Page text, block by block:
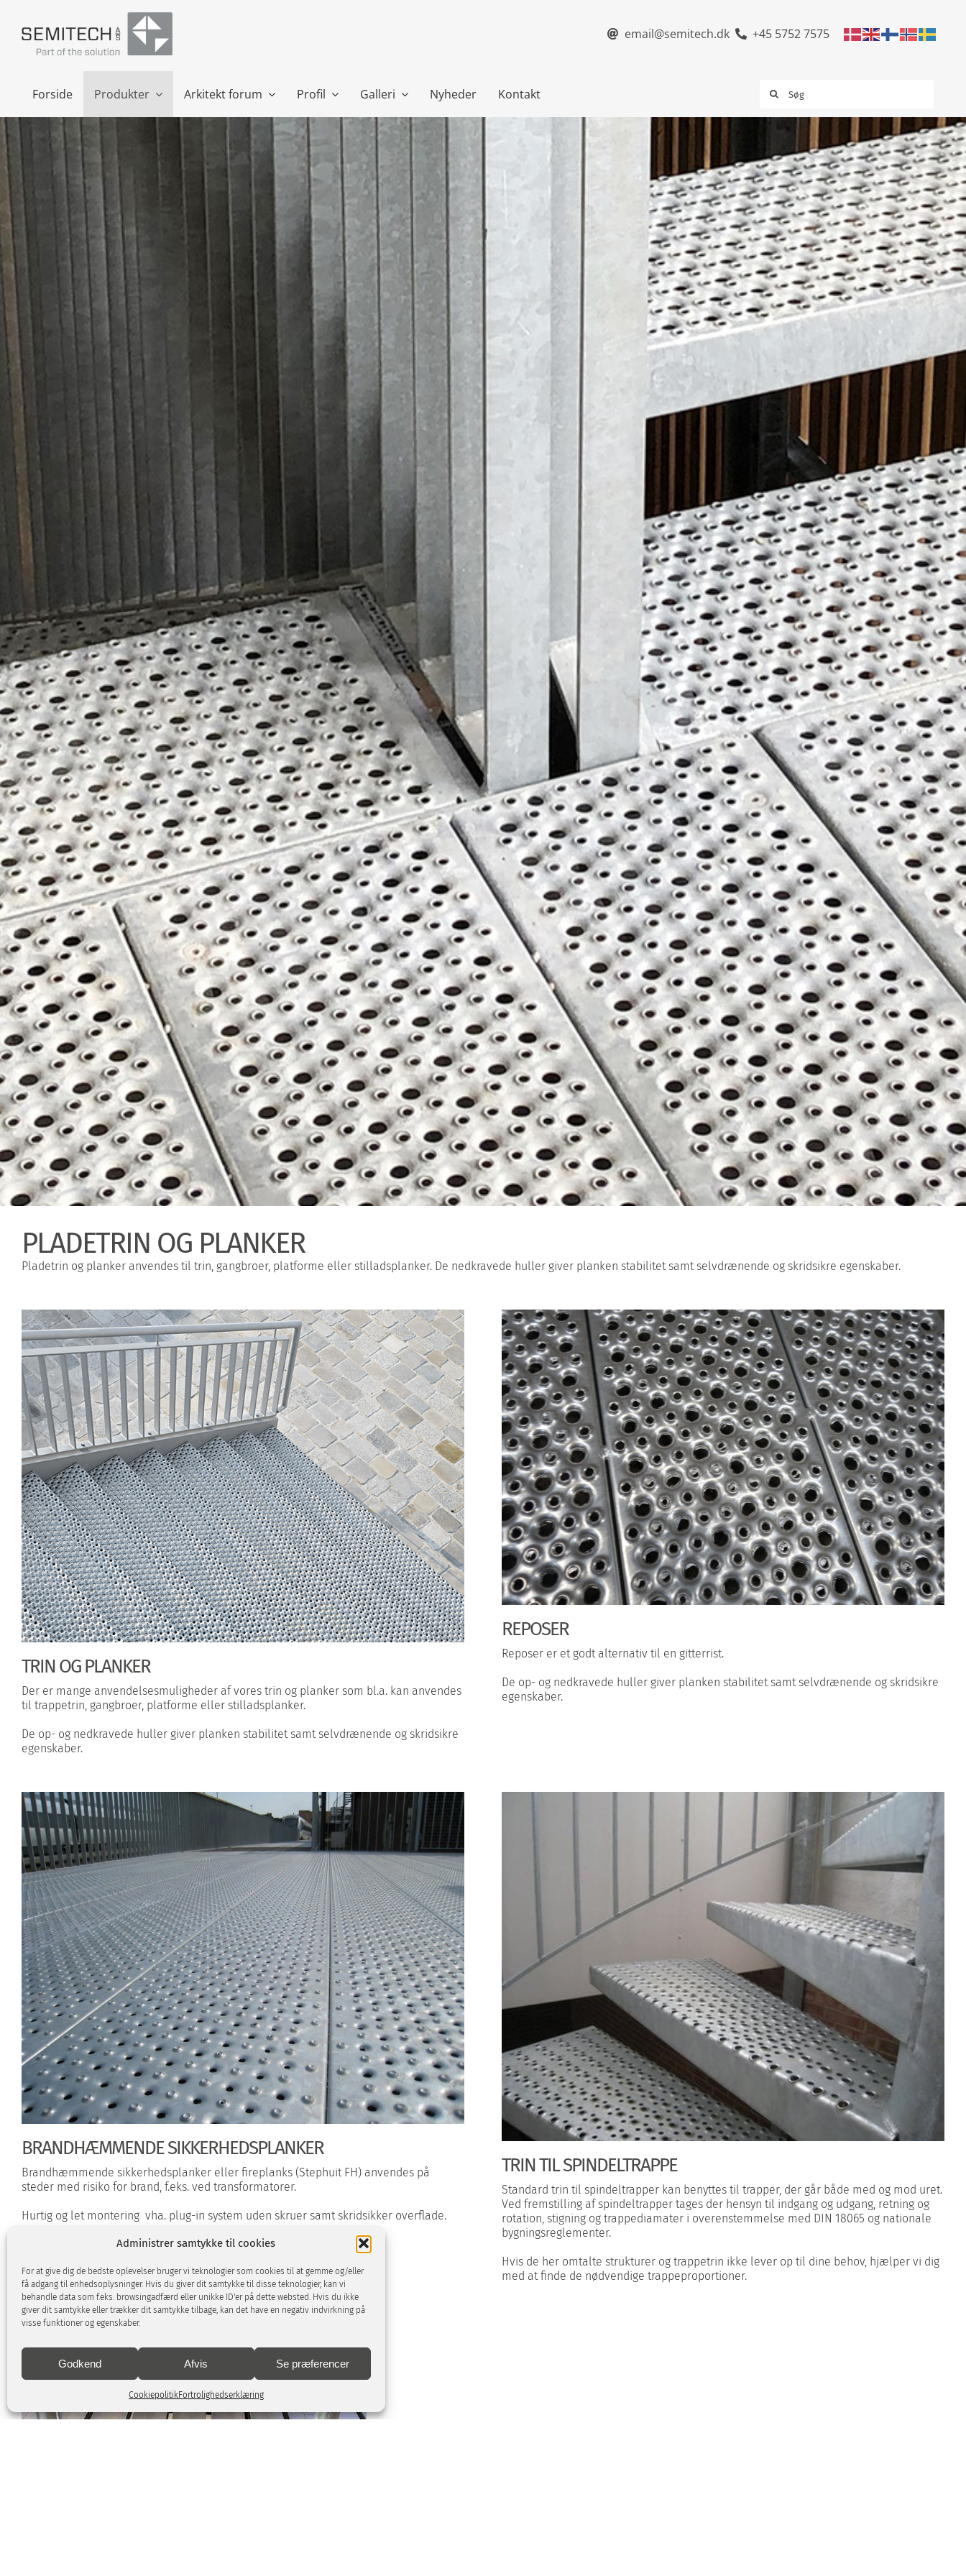
Administrer samtykke til cookies
For at give dig de bedste oplevelser bruger vi teknologier som cookies til at gemme og/eller
få adgang til enhedsoplysninger. Hvis du giver dit samtykke til disse teknologier, kan vi
behandle data som f.eks. browsingadfærd eller unikke ID'er på dette websted. Hvis du ikke
giver dit samtykke eller trækker dit samtykke tilbage, kan det have en negativ indvirkning på
visse funktioner og egenskaber.
Godkend Afvis Se præferencer
CookiepolitikFortrolighedserklæring
content
email@semitech.dk +45 5752 7575
Forside Produkter Arkitekt forum Profil Galleri Nyheder Kontakt
efter:
PLADETRIN OG PLANKER
Pladetrin og planker anvendes til trin, gangbroer, platforme eller stilladsplanker. De nedkravede huller giver planken stabilitet samt selvdrænende og skridsikre egenskaber.
TRIN OG PLANKER
Der er mange anvendelsesmuligheder af vores trin og planker som bl.a. kan anvendes
til trappetrin, gangbroer, platforme eller stilladsplanker.
De op- og nedkravede huller giver planken stabilitet samt selvdrænende og skridsikre
egenskaber.
REPOSER
Reposer er et godt alternativ til en gitterrist.
De op- og nedkravede huller giver planken stabilitet samt selvdrænende og skridsikre
egenskaber.
BRANDHÆMMENDE SIKKERHEDSPLANKER
Brandhæmmende sikkerhedsplanker eller fireplanks (Stephuit FH) anvendes på
steder med risiko for brand, f.eks. ved transformatorer.
Hurtig og let montering vha. plug-in system uden skruer samt skridsikker overflade.
TRIN TIL SPINDELTRAPPE
Standard trin til spindeltrapper kan benyttes til trapper, der går både med og mod uret.
Ved fremstilling af spindeltrapper tages der hensyn til indgang og udgang, retning og
rotation, stigning og trappediamater i overenstemmelse med DIN 18065 og nationale
bygningsreglementer.
Hvis de her omtalte strukturer og trappetrin ikke lever op til dine behov, hjælper vi dig
med at finde de nødvendige trappeproportioner.